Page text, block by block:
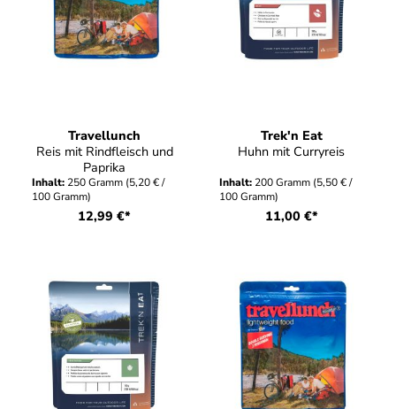
Travellunch
Reis mit Rindfleisch und
Paprika
Inhalt: 250 Gramm (5,20 € /
100 Gramm)
12,99 €*
Trek'n Eat
Huhn mit Curryreis
Inhalt: 200 Gramm (5,50 € /
100 Gramm)
11,00 €*